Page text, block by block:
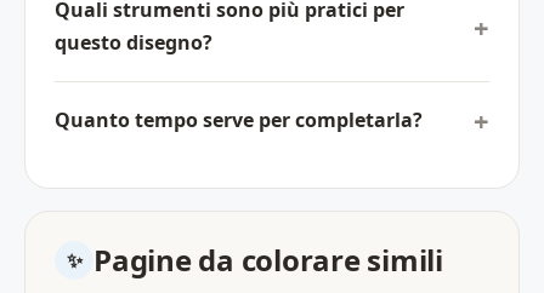
Quali strumenti sono più pratici per
questo disegno?
Quanto tempo serve per completarla?
Pagine da colorare simili